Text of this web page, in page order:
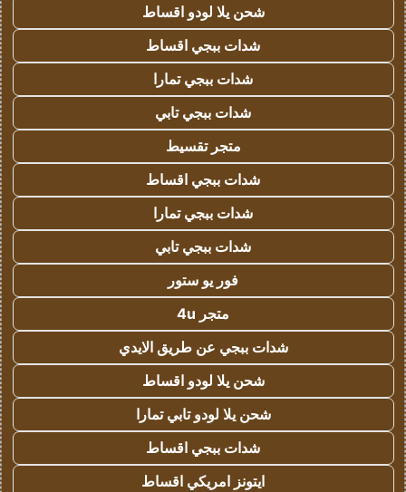
شحن يلا لودو اقساط
شدات ببجي اقساط
شدات ببجي تمارا
شدات ببجي تابي
متجر تقسيط
شدات ببجي اقساط
شدات ببجي تمارا
شدات ببجي تابي
فور يو ستور
متجر 4u
شدات ببجي عن طريق الايدي
شحن يلا لودو اقساط
شحن يلا لودو تابي تمارا
شدات ببجي اقساط
ايتونز امريكي اقساط